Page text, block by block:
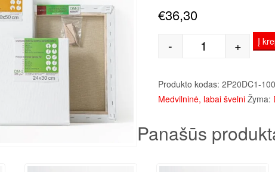
€36,30
produkto kiekis:
- + Į
Produkto kodas: 2P20DC1-
Medvilninė, labai švelni Žyma:
Panašūs